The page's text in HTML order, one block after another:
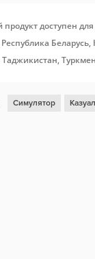
доступен
Симулятор